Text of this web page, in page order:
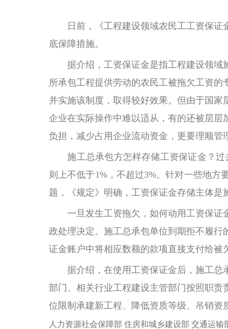
日前，《工程建设领域农民工工资保证
底保障措施。
据介绍，工资保证金是指工程建设领域
所承包工程提供劳动的农民工被拖欠工资
并实施该制度，取得较好效果。但由于国
企业在实际操作中难以适从，有的还被层
负担，减少占用企业流动资金，更要理顺管
施工总承包方怎样存储工资保证金？过
则上不低于1%，不超过3%。针对一些地
题，《规定》明确，工资保证金存储主体
一旦发生工资拖欠，如何动用工资保证
政处理决定。施工总承包单位到期拒不履
证金账户中将相应数额的款项直接支付给被
据介绍，在使用工资保证金后，施工总
部门、相关行业工程建设主管部门按照职
位限制承建新工程、降低资质等级、吊销资
人力资源社会保障部 住房和城乡建设部 交通运